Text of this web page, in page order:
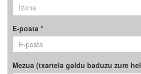
E-posta *
Mezua (txartela galdu baduzu zure